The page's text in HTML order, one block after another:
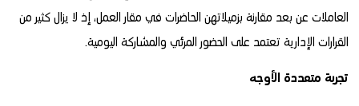
العاملات عن بعد مقارنة بزميلاتهن الحاضرات في مقار العمل، إذ لا يزال كثير من
القرارات الإدارية تعتمد على الحضور المرئي والمشاركة اليومية.
تجربة متعددة الأوجه